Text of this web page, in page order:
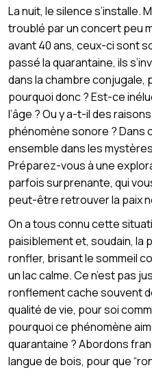
La nuit, le silence s’installe.
troublé par un concert peu
avant 40 ans, ceux-ci sont
passé la quarantaine, ils
dans la chambre conjugale,
pourquoi donc ? Est-ce
l’âge ? Ou y a-t-il des
phénomène sonore ? Dans
ensemble dans les
Préparez-vous à une
parfois surprenante, qui
peut-être retrouver la paix
On a tous connu cette
paisiblement et, soudain, la
ronfler, brisant le sommeil
un lac calme. Ce n’est pas
ronflement cache souvent
qualité de vie, pour soi
pourquoi ce phénomène
quarantaine ? Abordons
langue de bois, pour que